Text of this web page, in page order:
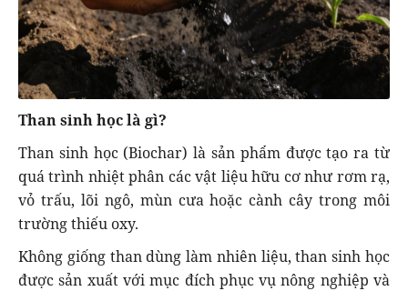
Than sinh học là gì?
Than sinh học (Biochar) là sản phẩm được tạo ra từ
quá trình nhiệt phân các vật liệu hữu cơ như rơm rạ,
vỏ trấu, lõi ngô, mùn cưa hoặc cành cây trong môi
trường thiếu oxy.
Không giống than dùng làm nhiên liệu, than sinh học
được sản xuất với mục đích phục vụ nông nghiệp và